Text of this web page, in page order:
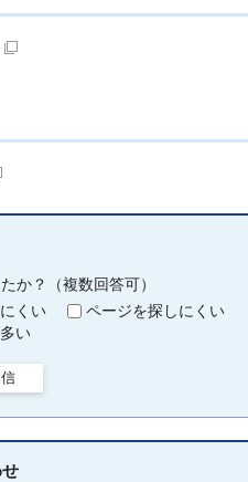
か？（複数回答可）
くい
ページを探しにくい
い